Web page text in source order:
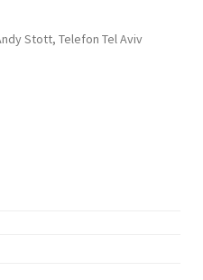
Stott, Telefon Tel Aviv